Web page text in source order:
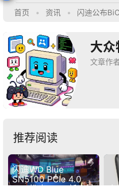
首页
• 资讯 • 闪迪公布
大众
文章作
推荐阅读
闪迪WD Blue
SN5100 PCIe 4.0
